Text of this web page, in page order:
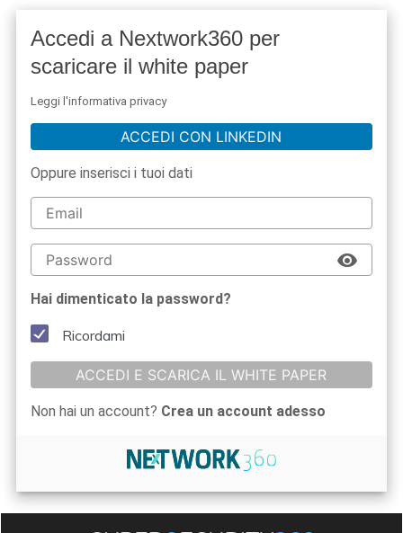
Accedi a Nextwork360 per
scaricare il white paper
Leggi l'informativa privacy
ACCEDI CON LINKEDIN
Oppure inserisci i tuoi dati
Hai dimenticato la password?
Ricordami
ACCEDI E SCARICA IL WHITE PAPER
Non hai un account? Crea un account adesso